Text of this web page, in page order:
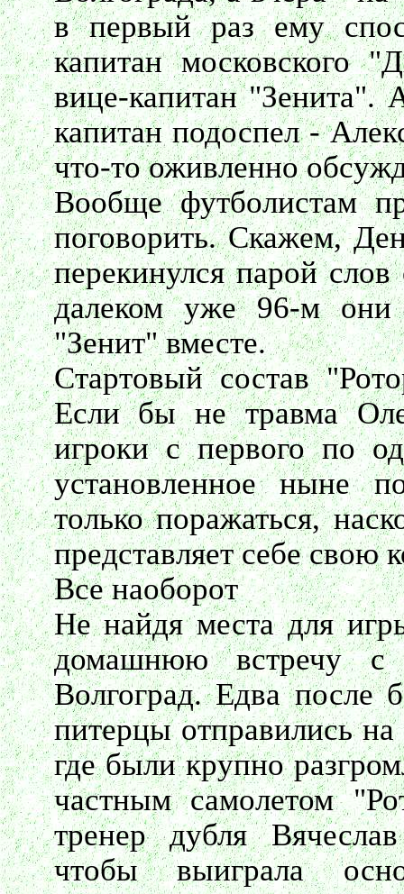
в первый раз ему
капитан московского
вице-капитан "Зенита".
капитан подоспел -
что-то оживленно
Вообще футболистам
поговорить. Скажем,
перекинулся парой
далеком уже 96-м они
"Зенит" вместе.
Стартовый состав
Если бы не травма
игроки с первого по
установленное ныне
только поражаться,
представляет себе свою
Все наоборот
Не найдя места для
домашнюю встречу с
Волгоград. Едва после
питерцы отправились
где были крупно
частным самолетом
тренер дубля
чтобы выиграла